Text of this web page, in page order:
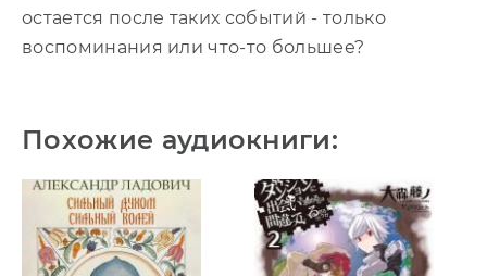
остается после таких событий - только
воспоминания или что-то большее?
Похожие аудиокниги: